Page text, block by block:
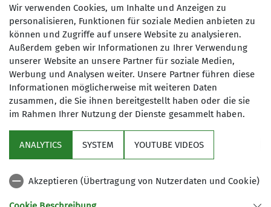
Hannoverhütte 2024
Tag 5 bis 7
Wir kommen weiter gut voran
30.09.2024
Hauptartikel Hütten
Nebel und Nieselregen bleiben.Wir arbeiten
Wir verwenden Cookies, um Inhalte und Anzeigen zu
personalisieren, Funktionen für soziale Medien anbieten zu
können und Zugriffe auf unsere Website zu analysieren.
Außerdem geben wir Informationen zu Ihrer Verwendung
unserer Website an unsere Partner für soziale Medien,
Werbung und Analysen weiter. Unsere Partner führen diese
Informationen möglicherweise mit weiteren Daten
zusammen, die Sie ihnen bereitgestellt haben oder die sie
im Rahmen Ihrer Nutzung der Dienste gesammelt haben.
ANALYTICS SYSTEM YOUTUBE VIDEOS
Akzeptieren (Übertragung von Nutzerdaten und Cookie)